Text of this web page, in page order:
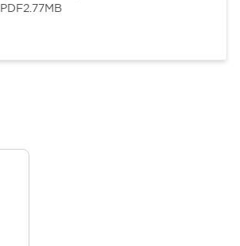
2.77MB